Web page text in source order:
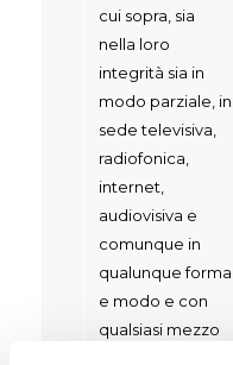
cui sopra, sia
nella loro
integrità sia in
modo parziale, in
sede televisiva,
radiofonica,
internet,
audiovisiva e
comunque in
qualunque forma
e modo e con
qualsiasi mezzo